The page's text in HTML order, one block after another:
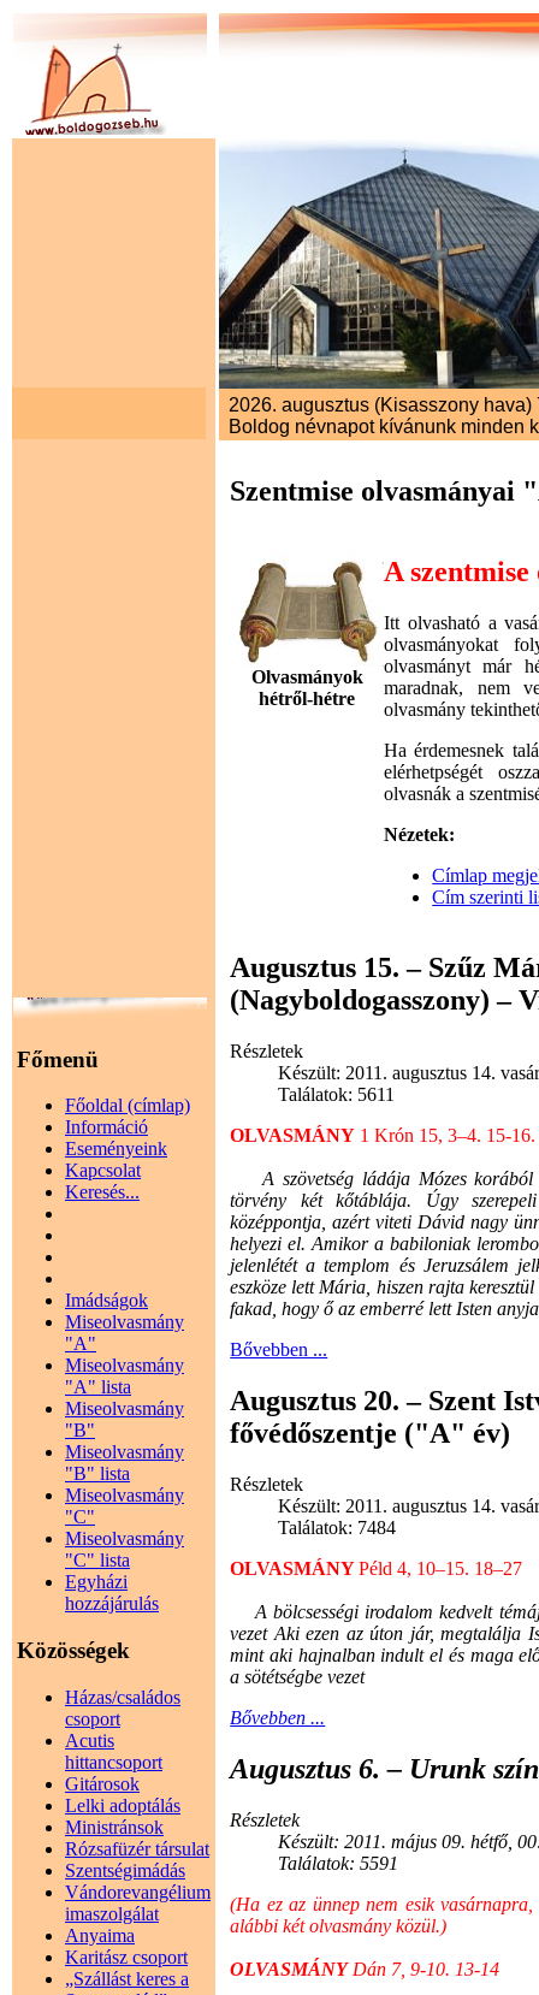
Főmenü
Főoldal (címlap)
Információ
Eseményeink
Kapcsolat
Keresés...
Imádságok
Miseolvasmány
"A"
Miseolvasmány
"A" lista
Miseolvasmány
"B"
Miseolvasmány
"B" lista
Miseolvasmány
"C"
Miseolvasmány
"C" lista
Egyházi
hozzájárulás
Közösségek
Házas/családos
csoport
Acutis
hittancsoport
Gitárosok
Lelki adoptálás
Ministránsok
Rózsafüzér társulat
Szentségimádás
Vándorevangélium
imaszolgálat
Anyaima
Karitász csoport
„Szállást keres a
2026. augusztus (Kisasszony hava)
Boldog névnapot kívánunk minden
Szentmise olvasmányai
Olvasmányok
hétről-hétre
A
Itt olvasható a
olvasmányokat
olvasmányt már
maradnak, nem
olvasmány
Ha érdemesnek
elérhetpségét
olvasnák a
Nézetek:
Címlap
Cím szerinti
Augusztus 15. – Szűz
(Nagyboldogasszony) –
Részletek
Készült: 2011. augusztus 14.
Találatok: 5611
OLVASMÁNY 1 Krón 15, 3–4. 15-
A szövetség ládája Mózes korából
törvény két kőtáblája. Úgy
középpontja, azért viteti Dávid nagy
helyezi el. Amikor a babiloniak
jelenlétét a templom és Jeruzsálem
eszköze lett Mária, hiszen rajta
fakad, hogy ő az emberré lett Isten
Bővebben ...
Augusztus 20. – Szent
fővédőszentje ("A" év)
Részletek
Készült: 2011. augusztus 14.
Találatok: 7484
OLVASMÁNYPéld 4, 10–15. 18–27
A bölcsességi irodalom kedvelt
vezet Aki ezen az úton jár, megtalálja
mint aki hajnalban indult el és maga
a sötétségbe vezet
Bővebben ...
Augusztus 6. – Urunk
Részletek
Készült: 2011. május 09. hétfő,
Találatok: 5591
(Ha ez az ünnep nem esik
alábbi két olvasmány közül.)
OLVASMÁNYDán 7, 9-10. 13-14